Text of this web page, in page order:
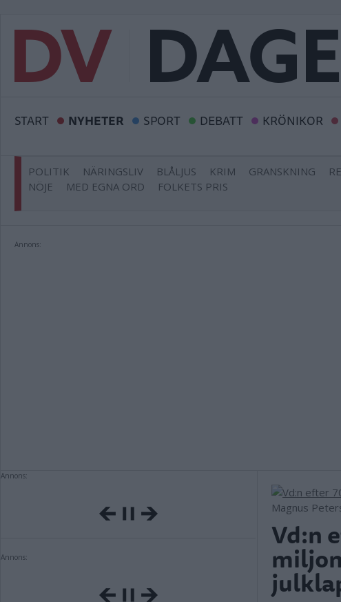
START NYHETER SPORT DEBATT KRÖNIKOR
POLITIK NÄRINGSLIV BLÅLJUS KRIM GRANSKNING
NÖJE
MED EGNA ORD FOLKETS PRIS
Annons:
Annons:
Annons:
Magnus
Vd:n